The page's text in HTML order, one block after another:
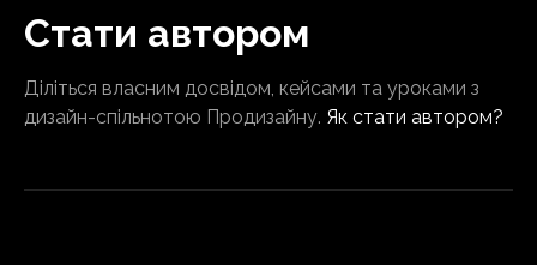
Стати автором
Діліться власним досвідом, кейсами та уроками з
дизайн-спільнотою Продизайну. Як стати автором?